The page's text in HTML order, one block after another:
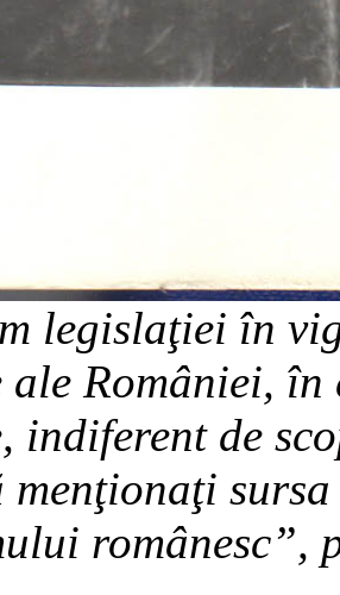
legislaţiei în
României,
indiferent de
menţionaţi
românesc”,